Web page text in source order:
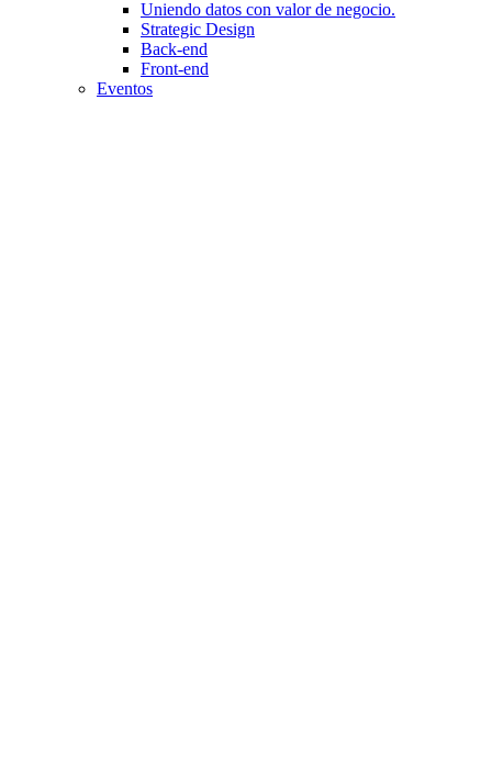
Uniendo datos con valor de negocio.
Strategic Design
Back-end
Front-end
Eventos